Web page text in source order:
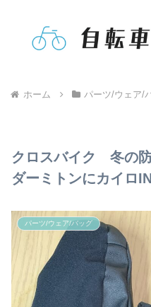
ホーム パーツ/ウェア/
クロスバイク 冬の
ダーミトンにカイロ
パーツ/ウェア/バッグ